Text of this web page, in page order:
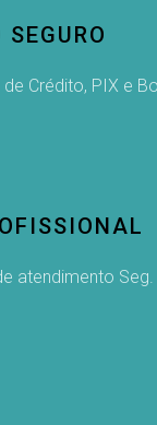
Crédito, PIX e
atendimento